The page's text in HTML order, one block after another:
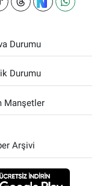
Durumu
Durumu
Manşetler
Arşivi